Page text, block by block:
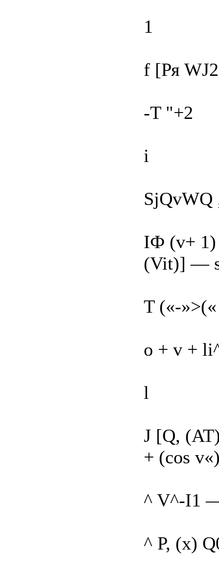
1
f [Ря
-T "+2
і
ІФ (v+
(Vit)] —
T («-
o + v +
l
J [Q,
+ (cos
^ V^-I1
^ P, (x)